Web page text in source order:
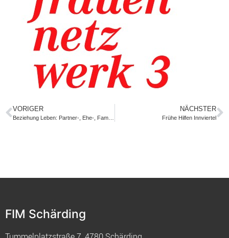
VORIGER NÄCHSTER
Frühe Hilfen Innviertel
FIM Schärding